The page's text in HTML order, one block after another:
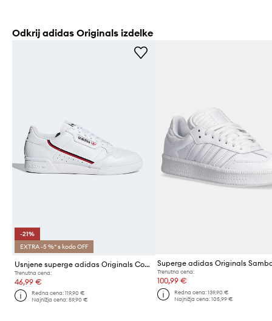
Odkrij adidas Originals izdelke
-21%
EXTRA -5 %* s kodo OFF
Usnjene superge adidas Originals Continental 80
Trenutna cena:
46,99 €
Redna cena:119,90 €
Najnižja cena:59,90 €
Superge adidas Originals
Trenutna cena:
100,99 €
Redna cena: 139,90 €
Najnižja cena: 105,99 €